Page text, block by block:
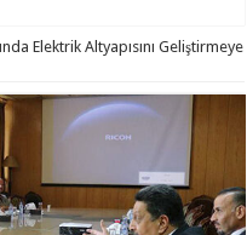
Türkiye’deki Milli Savunma
Elektrik Altyapısını Geliştirmeye